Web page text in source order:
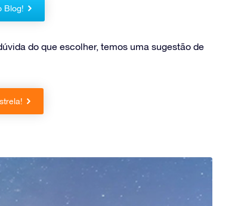
Blog!
do que escolher, temos uma sugestão de